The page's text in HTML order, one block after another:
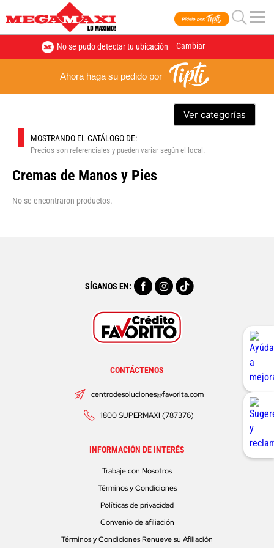
No se pudo detectar tu ubicación Cambiar
Ahora haga su pedido por
Ver categorías
MOSTRANDO EL CATÁLOGO DE:
Precios son referenciales y pueden variar según el local.
Cremas de Manos y Pies
No se encontraron productos.
SÍGANOS EN:
CONTÁCTENOS
centrodesoluciones@favorita.com
1800 SUPERMAXI (787376)
INFORMACIÓN DE INTERÉS
Trabaje con Nosotros
Términos y Condiciones
Políticas de privacidad
Convenio de afiliación
Términos y Condiciones Renueve su Afiliación